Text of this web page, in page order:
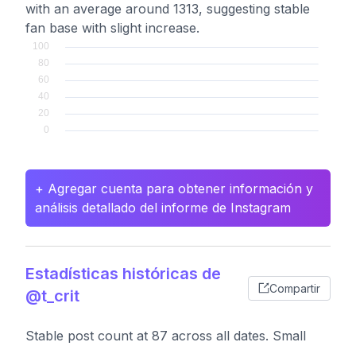
with an average around 1313, suggesting stable
fan base with slight increase.
+ Agregar cuenta para obtener información y
análisis detallado del informe de Instagram
Estadísticas históricas de
@t_crit
Compartir
Stable post count at 87 across all dates. Small